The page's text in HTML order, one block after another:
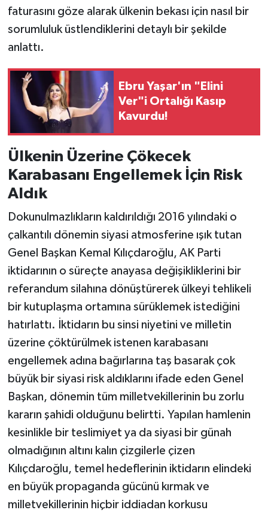
faturasını göze alarak ülkenin bekası için nasıl bir
sorumluluk üstlendiklerini detaylı bir şekilde
anlattı.
Ebru Yaşar'ın "Elini
Ver"i Ortalığı Kasıp
Kavurdu!
Ülkenin Üzerine Çökecek
Karabasanı Engellemek İçin Risk
Aldık
Dokunulmazlıkların kaldırıldığı 2016 yılındaki o
çalkantılı dönemin siyasi atmosferine ışık tutan
Genel Başkan Kemal Kılıçdaroğlu, AK Parti
iktidarının o süreçte anayasa değişikliklerini bir
referandum silahına dönüştürerek ülkeyi tehlikeli
bir kutuplaşma ortamına sürüklemek istediğini
hatırlattı. İktidarın bu sinsi niyetini ve milletin
üzerine çöktürülmek istenen karabasanı
engellemek adına bağırlarına taş basarak çok
büyük bir siyasi risk aldıklarını ifade eden Genel
Başkan, dönemin tüm milletvekillerinin bu zorlu
kararın şahidi olduğunu belirtti. Yapılan hamlenin
kesinlikle bir teslimiyet ya da siyasi bir günah
olmadığının altını kalın çizgilerle çizen
Kılıçdaroğlu, temel hedeflerinin iktidarın elindeki
en büyük propaganda gücünü kırmak ve
milletvekillerinin hiçbir iddiadan korkusu